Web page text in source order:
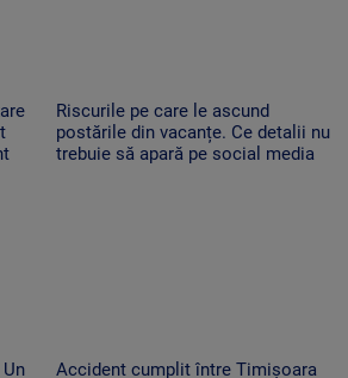
Riscurile pe care le ascund
postările din vacanțe. Ce detalii nu
trebuie să apară pe social media
Accident cumplit între Timișoara